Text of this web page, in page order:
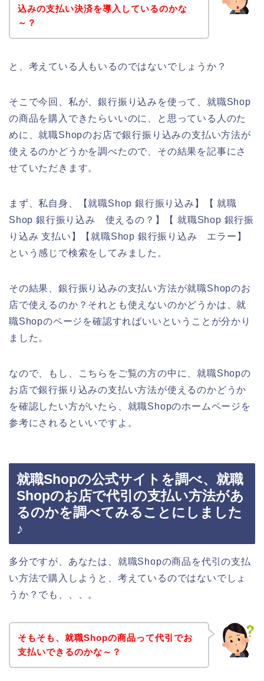
込みの支払い決済を導入しているのかな
～？
と、考えている人もいるのではないでしょうか？
そこで今回、私が、銀行振り込みを使って、就職Shop
の商品を購入できたらいいのに、と思っている人のた
めに、就職Shopのお店で銀行振り込みの支払い方法が
使えるのかどうかを調べたので、その結果を記事にさ
せていただきます。
まず、私自身、【就職Shop 銀行振り込み】【 就職
Shop 銀行振り込み 使えるの？】【 就職Shop 銀行振
り込み 支払い】【就職Shop 銀行振り込み エラー】
という感じで検索をしてみました。
その結果、銀行振り込みの支払い方法が就職Shopのお
店で使えるのか？それとも使えないのかどうかは、就
職Shopのページを確認すればいいということが分かり
ました。
なので、もし、こちらをご覧の方の中に、就職Shopの
お店で銀行振り込みの支払い方法が使えるのかどうか
を確認したい方がいたら、就職Shopのホームページを
参考にされるといいですよ。
就職Shopの公式サイトを調べ、就職
Shopのお店で代引の支払い方法があ
るのかを調べてみることにしました
♪
多分ですが、あなたは、就職Shopの商品を代引の支払
い方法で購入しようと、考えているのではないでしょ
うか？でも、、、。
そもそも、就職Shopの商品って代引でお
支払いできるのかな～？